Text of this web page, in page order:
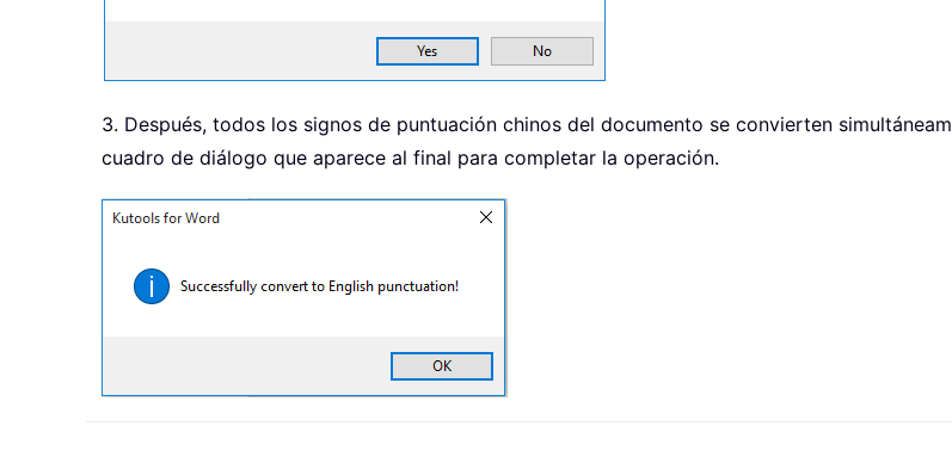
3. Después, todos los signos de puntuación chinos del documento se convierten
cuadro de diálogo que aparece al final para completar la operación.